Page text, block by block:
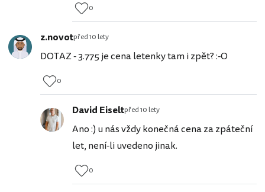
0
z.novotpřed 10 lety
DOTAZ - 3.775 je cena letenky tam i zpět? :-O
0
David Eiseltpřed 10 lety
Ano :) u nás vždy konečná cena za zpáteční
let, není-li uvedeno jinak.
0